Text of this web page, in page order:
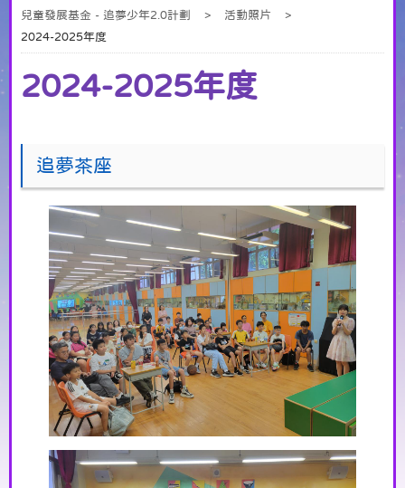
兒童發展基金 - 追夢少年2.0計劃
> 活動照片
>
2024-2025年度
2024-2025年度
追夢茶座